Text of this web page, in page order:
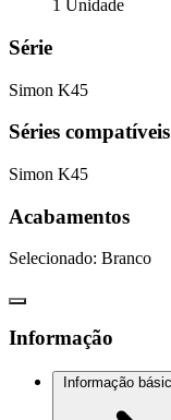
1 Unidade
Série
Simon K45
Séries compatíveis
Simon K45
Acabamentos
Selecionado: Branco
Informação